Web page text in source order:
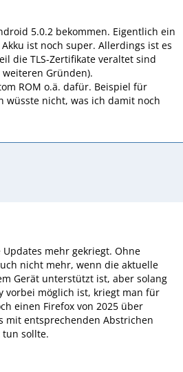
5.0.2 bekommen. Eigentlich ein
ist noch super. Allerdings ist es
die TLS-Zertifikate veraltet sind
Gründen).
ROM o.ä. dafür. Beispiel für
wüsste nicht, was ich damit noch
mehr gekriegt. Ohne
nicht mehr, wenn die aktuelle
Gerät unterstützt ist, aber solang
vorbei möglich ist, kriegt man für
einen Firefox von 2025 über
mit entsprechenden Abstrichen
tun sollte.